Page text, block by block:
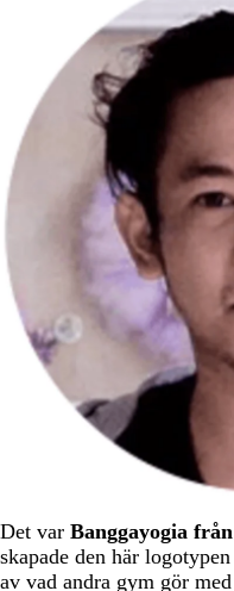
Det var Banggayogia
skapade den här
av vad andra gym gör